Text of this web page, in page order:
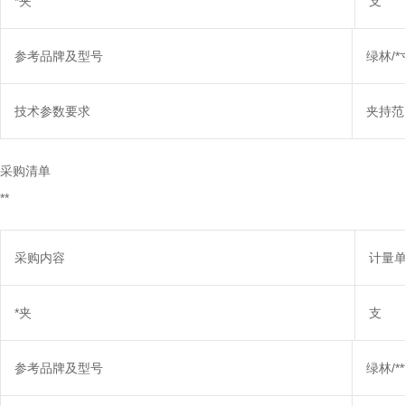
参考品牌及型号 绿林/*
技术参数要求 夹持
采购清单
**
采购内容 计量
*夹 支
参考品牌及型号 绿林/